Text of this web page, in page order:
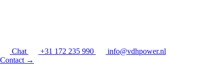
Chat +31 172 235 990
info@vdhpower.nl
Contact →